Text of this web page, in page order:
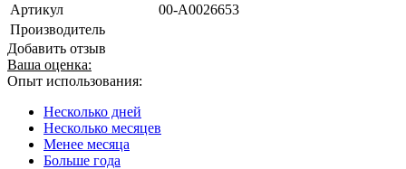
Артикул
00-А0026653
Производитель
Добавить отзыв
Ваша оценка:
Опыт использования:
Несколько дней
Несколько месяцев
Менее месяца
Больше года